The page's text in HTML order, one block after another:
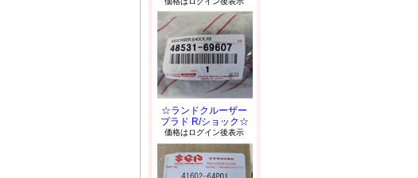
☆ランドクルーザー
プラド R/ショック☆
価格はログイン後表示